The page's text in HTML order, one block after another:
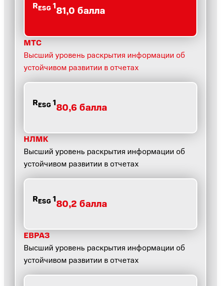
RESG 181,0 балла
МТС
Высший уровень раскрытия информации об
устойчивом развитии в отчетах
RESG 180,6 балла
НЛМК
Высший уровень раскрытия информации об
устойчивом развитии в отчетах
RESG 180,2 балла
ЕВРАЗ
Высший уровень раскрытия информации об
устойчивом развитии в отчетах